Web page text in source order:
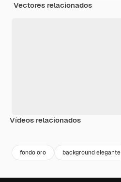
Vectores relacionados
Vídeos relacionados
fondo oro background elegante